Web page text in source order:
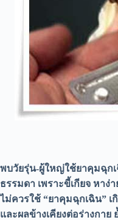
พบวัยรุ่น-ผู้ใหญ่ใช้ยาคุมฉุก
ธรรมดา เพราะขี้เกียจ หา
ไม่ควรใช้ “ยาคุมฉุกเฉิน” เ
และผลข้างเคียงต่อร่างกา